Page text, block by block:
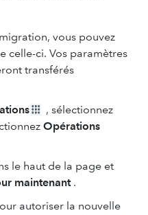
vous pouvez
celle-ci. Vos paramètres
transférés
, sélectionnez
Opérations
le haut de la page et
maintenant.
autoriser la nouvelle